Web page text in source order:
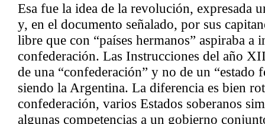
Esa fue la idea de la revolución, expresada
y, en el documento señalado, por sus
libre que con “países hermanos” aspiraba a
confederación. Las Instrucciones del año
de una “confederación” y no de un “estado
siendo la Argentina. La diferencia es bien
confederación, varios Estados soberanos
algunas competencias a un gobierno